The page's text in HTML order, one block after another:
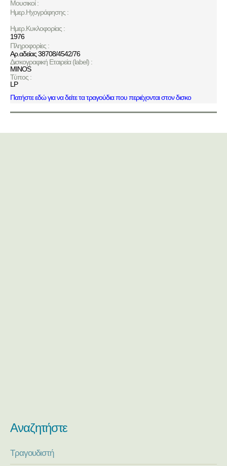
Μουσικοί :
Ημερ.Ηχογράφησης :
Ημερ.Κυκλοφορίας :
1976
Πληροφορίες :
Αρ.αδείας 38708/4542/76
Δισκογραφική Εταιρεία (label) :
MINOS
Τύπος :
LP
Πατήστε εδώ για να δείτε τα τραγούδια που περιέχονται στον δισκο
Αναζητήστε
Τραγουδιστή